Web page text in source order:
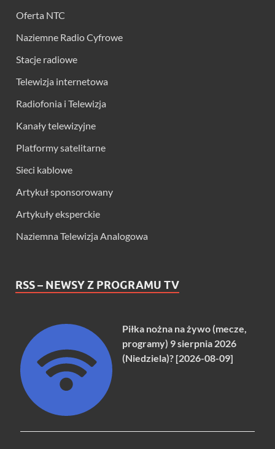
Oferta NTC
Naziemne Radio Cyfrowe
Stacje radiowe
Telewizja internetowa
Radiofonia i Telewizja
Kanały telewizyjne
Platformy satelitarne
Sieci kablowe
Artykuł sponsorowany
Artykuły eksperckie
Naziemna Telewizja Analogowa
RSS – NEWSY Z PROGRAMU TV
Piłka nożna na żywo (mecze,
programy) 9 sierpnia 2026
(Niedziela)? [2026-08-09]